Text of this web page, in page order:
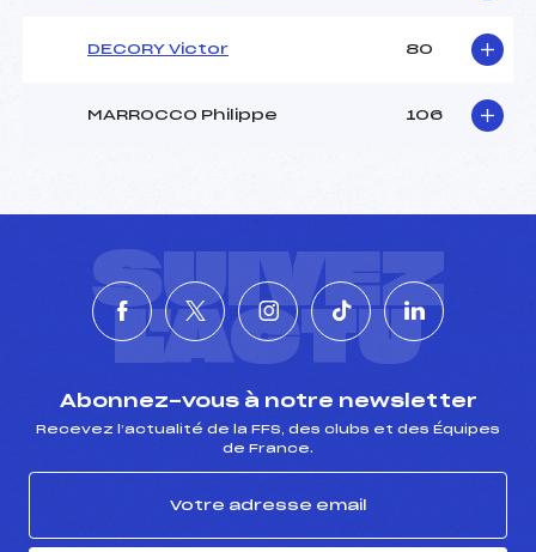
DECORY Victor 80
MARROCCO Philippe 106
SUIVEZ
L'ACTU
Abonnez-vous à notre newsletter
Recevez l’actualité de la FFS, des clubs et des Équipes
de France.